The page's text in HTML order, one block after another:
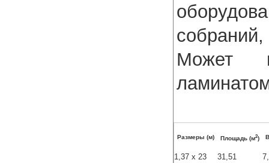
Может
Размеры (м) Площадь (м2)
1,37 x 23 31,51